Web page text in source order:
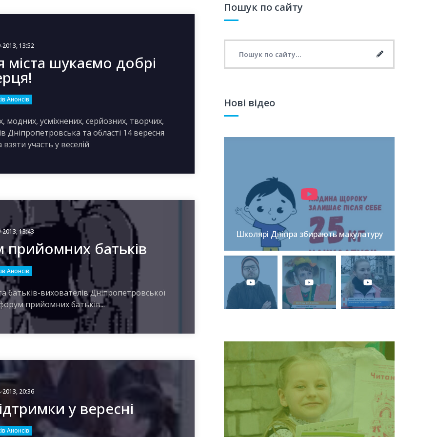
2013, 13:52
шукаємо добрі
Анонсів
усміхнених, серйозних, творчих,
Дніпропетровська та області 14 вересня
участь у веселій
2013, 13:43
батьків
Анонсів
батьків-вихователів Дніпропетровської
прийомних батьків...
2013, 20:36
у вересні
Анонсів
Пошук по сайту
Search
Нові відео
Школярі Дніпра збирають макулатуру